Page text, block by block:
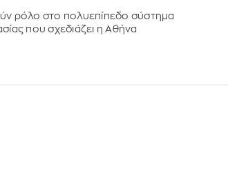
ρόλο στο πολυεπίπεδο σύστημα
που σχεδιάζει η Αθήνα